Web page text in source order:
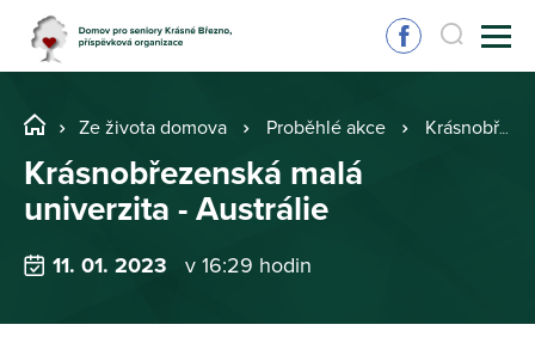
Ze života domova Proběhlé akce Krásnobřezenská malá univerzita - Austrálie
Krásnobřezenská malá
univerzita - Austrálie
11. 01. 2023 v 16:29 hodin